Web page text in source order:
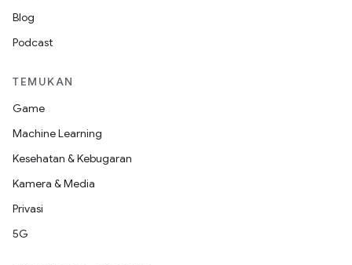
Blog
Podcast
TEMUKAN
Game
Machine Learning
Kesehatan & Kebugaran
Kamera & Media
Privasi
5G